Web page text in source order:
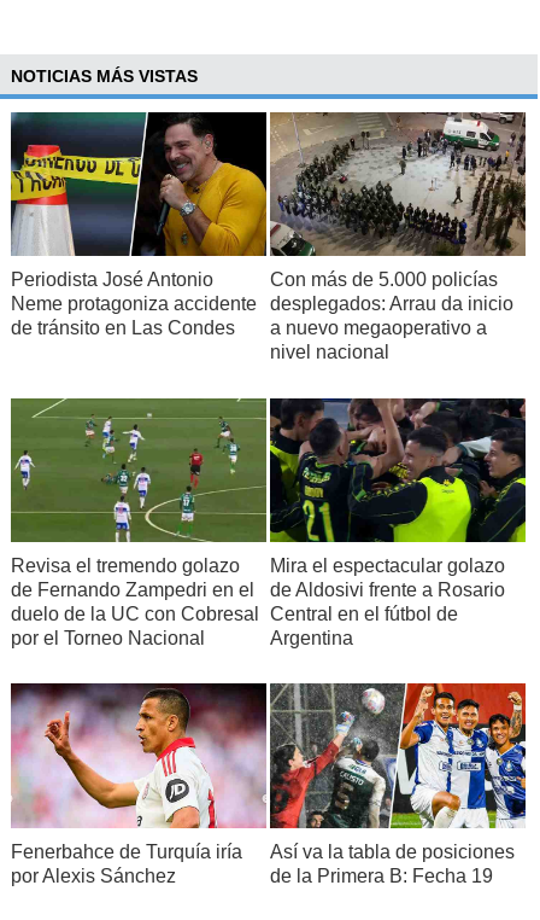
NOTICIAS MÁS VISTAS
Periodista José Antonio
Neme protagoniza accidente
de tránsito en Las Condes
Con más de 5.000 policías
desplegados: Arrau da inicio
a nuevo megaoperativo a
nivel nacional
Revisa el tremendo golazo
de Fernando Zampedri en el
duelo de la UC con Cobresal
por el Torneo Nacional
Mira el espectacular golazo
de Aldosivi frente a Rosario
Central en el fútbol de
Argentina
Fenerbahce de Turquía iría
por Alexis Sánchez
Así va la tabla de posiciones
de la Primera B: Fecha 19